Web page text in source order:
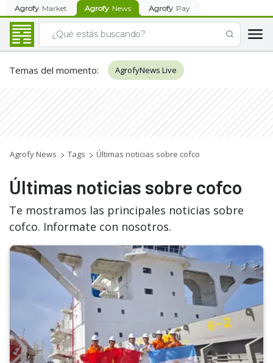
Agrofy Market Agrofy News Agrofy Pay
Temas del momento: AgrofyNews Live
Agrofy News Tags Últimas noticias sobre cofco
Últimas noticias sobre cofco
Te mostramos las principales noticias sobre
cofco. Informate con nosotros.